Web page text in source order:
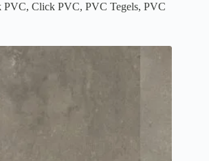
PVC, Click PVC, PVC Tegels, PVC